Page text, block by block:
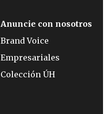
Anuncie con nosotros
Brand Voice
Empresariales
Colección ÚH